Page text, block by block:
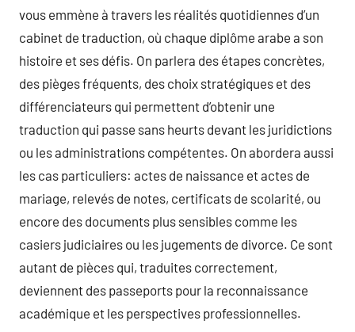
vous emmène à travers les réalités quotidiennes d’un
cabinet de traduction, où chaque diplôme arabe a son
histoire et ses défis. On parlera des étapes concrètes,
des pièges fréquents, des choix stratégiques et des
différenciateurs qui permettent d’obtenir une
traduction qui passe sans heurts devant les juridictions
ou les administrations compétentes. On abordera aussi
les cas particuliers: actes de naissance et actes de
mariage, relevés de notes, certificats de scolarité, ou
encore des documents plus sensibles comme les
casiers judiciaires ou les jugements de divorce. Ce sont
autant de pièces qui, traduites correctement,
deviennent des passeports pour la reconnaissance
académique et les perspectives professionnelles.